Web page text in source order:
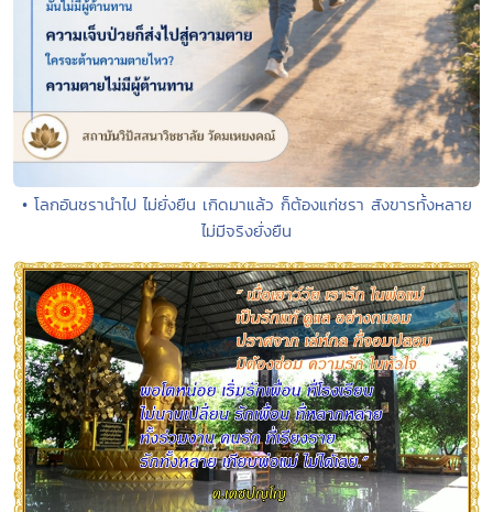
• โลกอันชรานำไป ไม่ยั่งยืน เกิดมาแล้ว ก็ต้องแก่ชรา สังขารทั้งหลาย
ไม่มีจริงยั่งยืน